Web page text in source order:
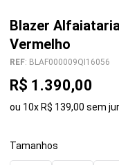
Blazer
Vermelho
REF: BLAF000009QI16056
R$ 1 .390,00
ou 10x R$ 139,00 sem
Tamanhos